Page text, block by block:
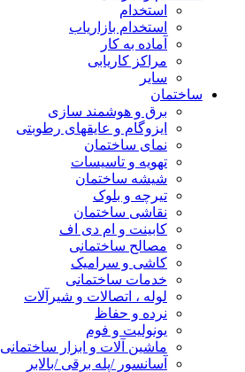
استخدام
استخدام بازاریاب
آماده به کار
مراکز کاریابی
سایر
ساختمان
برق و هوشمند سازی
ایزوگام و عایقهای رطوبتی
نمای ساختمان
تهویه و تاسیسات
شیشه ساختمان
تیرچه و بلوک
نقاشی ساختمان
کابینت و ام دی اف
مصالح ساختمانی
کاشی و سرامیک
خدمات ساختمانی
لوله ، اتصالات و شیرآلات
نرده و حفاظ
یونولیت و فوم
ماشین آلات و ابزار ساختمانی
آسانسور /پله برقی /بالابر